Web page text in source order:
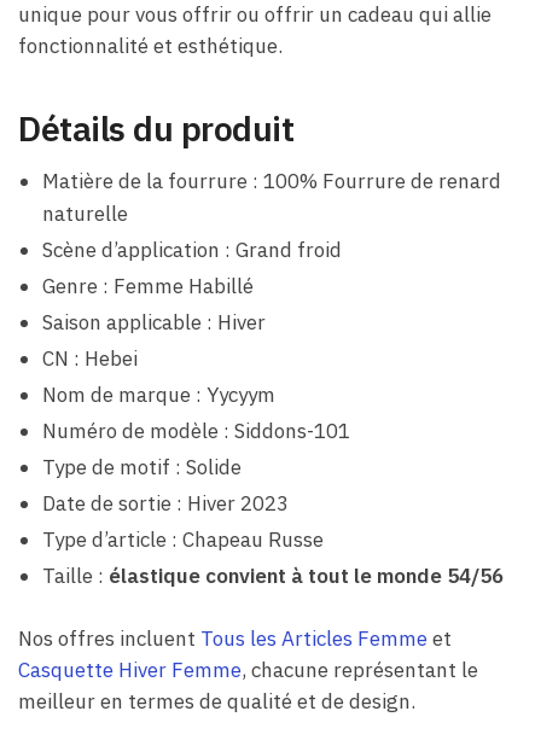
unique pour vous offrir ou offrir un cadeau qui allie
fonctionnalité et esthétique.
Détails du produit
Matière de la fourrure : 100% Fourrure de renard
naturelle
Scène d’application : Grand froid
Genre : Femme Habillé
Saison applicable : Hiver
CN : Hebei
Nom de marque : Yycyym
Numéro de modèle : Siddons-101
Type de motif : Solide
Date de sortie : Hiver 2023
Type d’article : Chapeau Russe
Taille : élastique convient à tout le monde 54/56
Nos offres incluent Tous les Articles Femmeet
Casquette Hiver Femme, chacune représentant le
meilleur en termes de qualité et de design.